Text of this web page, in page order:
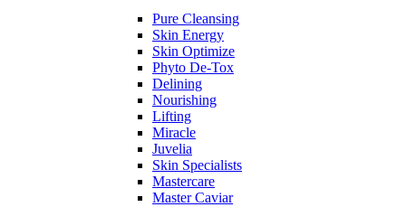
Pure Cleansing
Skin Energy
Skin Optimize
Phyto De-Tox
Delining
Nourishing
Lifting
Miracle
Juvelia
Skin Specialists
Mastercare
Master Caviar